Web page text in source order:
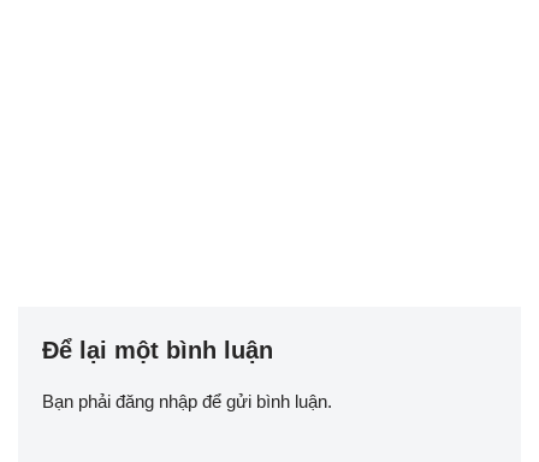
Để lại một bình luận
Bạn phải đăng nhập để gửi bình luận.